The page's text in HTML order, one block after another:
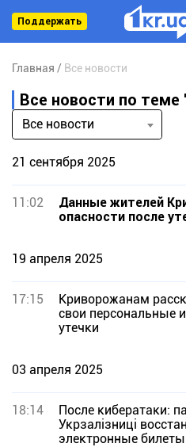
Поддержать
Главная Все новости
Все новости по теме
Все новости
21 сентября 2025
11:02
Данные жителей
опасности после
19 апреля 2025
17:15
Криворожанам
свои персональные
утечки
03 апреля 2025
18:14
После кибератаки:
Укрзалізниці
электронные билеты